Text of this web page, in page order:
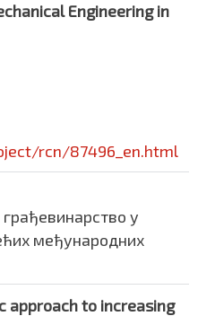
Engineering in
rcn/87496_en.html
у
међународних
approach to increasing